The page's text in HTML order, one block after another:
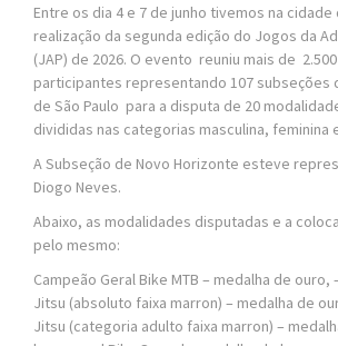
Entre os dia 4 e 7 de junho tivemos na
realização da segunda edição do Jogos da
(JAP) de 2026. O evento reuniu mais de
participantes representando 107
de São Paulo para a disputa de 20
divididas nas categorias masculina, feminina
A Subseção de Novo Horizonte esteve
Diogo Neves.
Abaixo, as modalidades disputadas e a
pelo mesmo:
Campeão Geral Bike MTB – medalha de ouro,
Jitsu (absoluto faixa marron) – medalha de
Jitsu (categoria adulto faixa marron) –